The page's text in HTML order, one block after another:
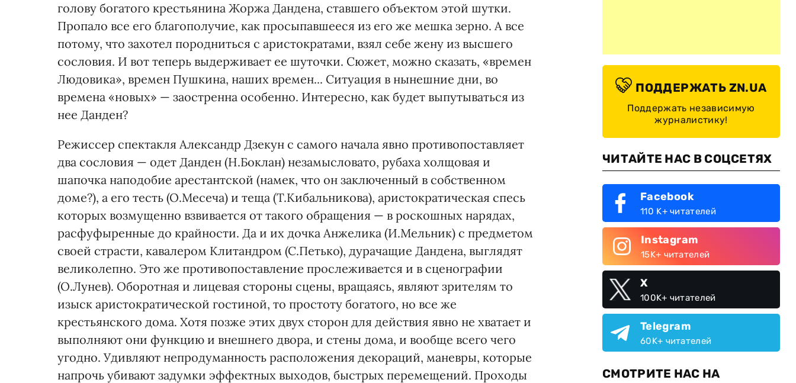
голову богатого крестьянина Жоржа Дандена, ставшего объектом этой шутки.
Пропало все его благополучие, как просыпавшееся из его же мешка зерно. А все
потому, что захотел породниться с аристократами, взял себе жену из высшего
сословия. И вот теперь выдерживает ее шуточки. Сюжет, можно сказать, «времен
Людовика», времен Пушкина, наших времен... Ситуация в нынешние дни, во
времена «новых» — заостренна особенно. Интересно, как будет выпутываться из
нее Данден?
Режиссер спектакля Александр Дзекун с самого начала явно противопоставляет
два сословия — одет Данден (Н.Боклан) незамысловато, рубаха холщовая и
шапочка наподобие арестантской (намек, что он заключенный в собственном
доме?), а его тесть (О.Месеча) и теща (Т.Кибальникова), аристократическая спесь
которых возмущенно взвивается от такого обращения — в роскошных нарядах,
расфуфыренные до крайности. Да и их дочка Анжелика (И.Мельник) с предметом
своей страсти, кавалером Клитандром (С.Петько), дурачащие Дандена, выглядят
великолепно. Это же противопоставление прослеживается и в сценографии
(О.Лунев). Оборотная и лицевая стороны сцены, вращаясь, являют зрителям то
изыск аристократической гостиной, то простоту богатого, но все же
крестьянского дома. Хотя позже этих двух сторон для действия явно не хватает и
выполняют они функцию и внешнего двора, и стены дома, и вообще всего чего
угодно. Удивляют непродуманность расположения декораций, маневры, которые
напрочь убивают задумки эффектных выходов, быстрых перемещений. Проходы
ПОДДЕРЖАТЬ ZN.UA
Поддержать независимую
журналистику!
ЧИТАЙТЕ НАС В СОЦСЕТЯХ
Facebook
110 K+ читателей
Instagram
15K+ читателей
X
100K+ читателей
Telegram
60K+ читателей
СМОТРИТЕ НАС НА